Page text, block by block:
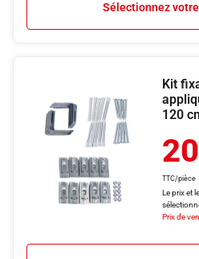
Sélectionnez
Kit
120
20
TTC/pièce
Le prix et
Prix de